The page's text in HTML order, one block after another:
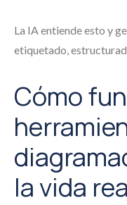
La IA entiende esto y
etiquetado,
Cómo
la vida